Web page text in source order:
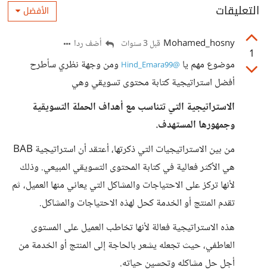
التعليقات الأفضل
1
Mohamed_hosny قبل 3 سنوات أضف ردا
موضوع مهم يا @Hind_Emara99
ومن وجهة نظري سأطرح
أفضل استراتيجية كتابة محتوى تسويقي وهي
الاستراتيجية التي تتناسب مع أهداف الحملة التسويقية
وجمهورها المستهدف.
من بين الاستراتيجيات التي ذكرتها، أعتقد أن استراتيجية BAB
هي الأكثر فعالية في كتابة المحتوى التسويقي المبيعي. وذلك
لأنها تركز على الاحتياجات والمشاكل التي يعاني منها العميل، ثم
تقدم المنتج أو الخدمة كحل لهذه الاحتياجات والمشاكل.
هذه الاستراتيجية فعالة لأنها تخاطب العميل على المستوى
العاطفي، حيث تجعله يشعر بالحاجة إلى المنتج أو الخدمة من
أجل حل مشاكله وتحسين حياته.